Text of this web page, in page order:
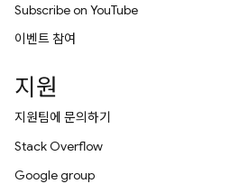
Subscribe on YouTube
이벤트 참여
지원
지원팀에 문의하기
Stack Overflow
Google group